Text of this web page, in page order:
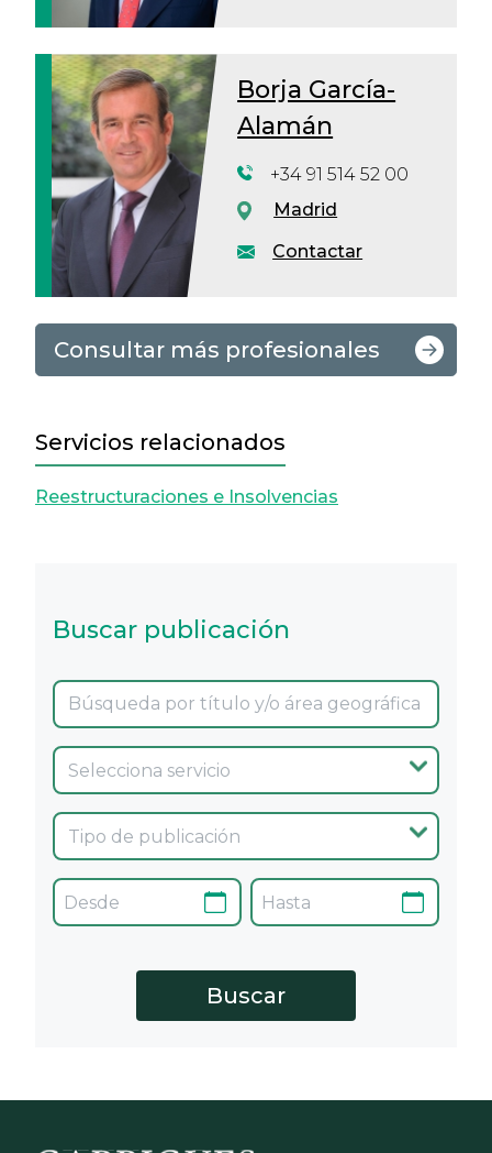
Borja García-
Alamán
Contactar
+34 91 514 52 00
Madrid
Consultar más profesionales
Servicios relacionados
Reestructuraciones e Insolvencias
Buscar publicación